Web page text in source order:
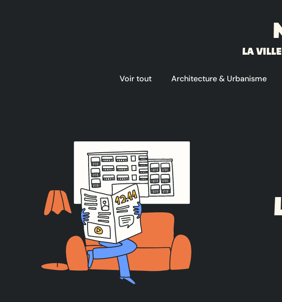
La
Voir tout Architecture & Urbanisme